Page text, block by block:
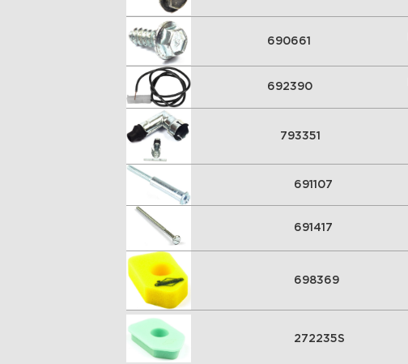
690661
692390
793351
691107
691417
698369
272235S